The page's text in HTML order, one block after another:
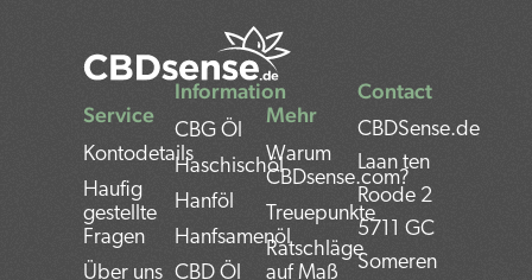
Contact
CBDSense.de
Laan ten
Roode 2
5711 GC
Someren
Service
Kontodetails
Haufig
gestellte
Fragen
Über uns
Information
CBG Öl
Haschischöl
Hanföl
Hanfsamenöl
CBD Öl
Mehr
Warum
CBDsense.com?
Treuepunkte
Ratschläge
auf Maß